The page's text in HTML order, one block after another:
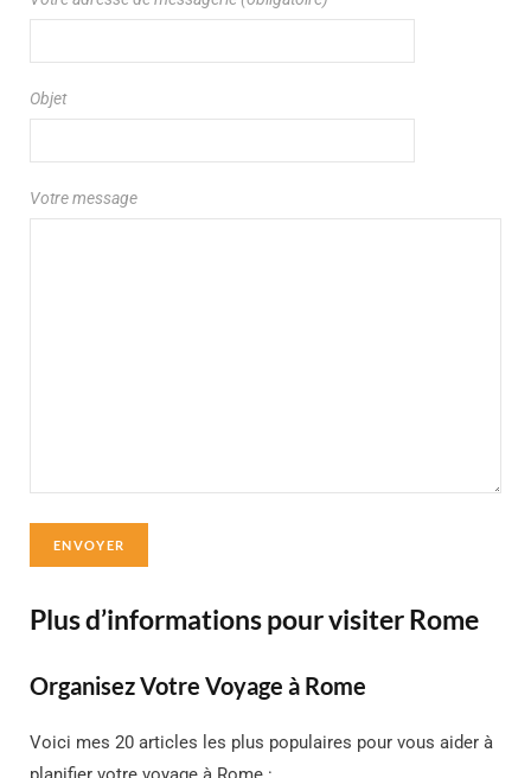
Objet
Votre message
Plus d’informations pour visiter Rome
Organisez Votre Voyage à Rome
Voici mes 20 articles les plus populaires pour vous aider à